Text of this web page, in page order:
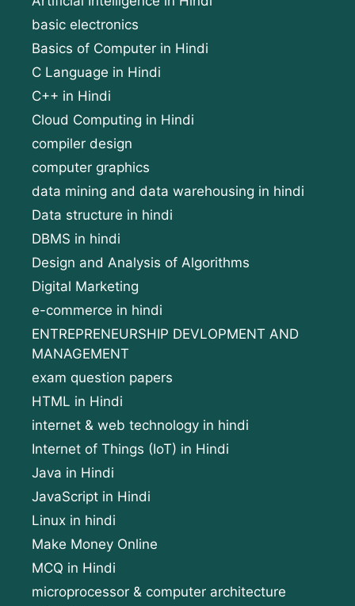
basic electronics
Basics of Computer in Hindi
C Language in Hindi
C++ in Hindi
Cloud Computing in Hindi
compiler design
computer graphics
data mining and data warehousing in hindi
Data structure in hindi
DBMS in hindi
Design and Analysis of Algorithms
Digital Marketing
e-commerce in hindi
ENTREPRENEURSHIP DEVLOPMENT AND
MANAGEMENT
exam question papers
HTML in Hindi
internet & web technology in hindi
Internet of Things (IoT) in Hindi
Java in Hindi
JavaScript in Hindi
Linux in hindi
Make Money Online
MCQ in Hindi
microprocessor & computer architecture